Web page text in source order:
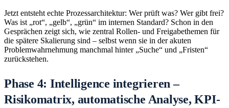
Jetzt entsteht echte Prozessarchitektur: Wer prüft was? Wer gibt frei?
Was ist „rot“, „gelb“, „grün“ im internen Standard? Schon in den
Gesprächen zeigt sich, wie zentral Rollen- und Freigabethemen für
die spätere Skalierung sind – selbst wenn sie in der akuten
Problemwahrnehmung manchmal hinter „Suche“ und „Fristen“
zurückstehen.
Phase 4: Intelligence integrieren –
Risikomatrix, automatische Analyse, KPI-